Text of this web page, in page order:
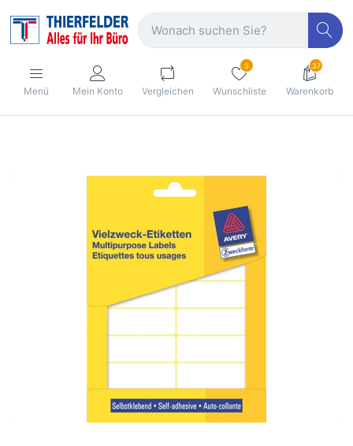
Menü Mein Konto Vergleichen
3
Wunschliste
37
Warenkorb